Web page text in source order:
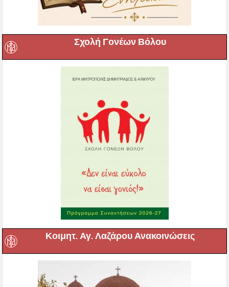
Σχολή Γονέων Βόλου
Κοιμητ. Αγ. Λαζάρου Ανακοινώσεις